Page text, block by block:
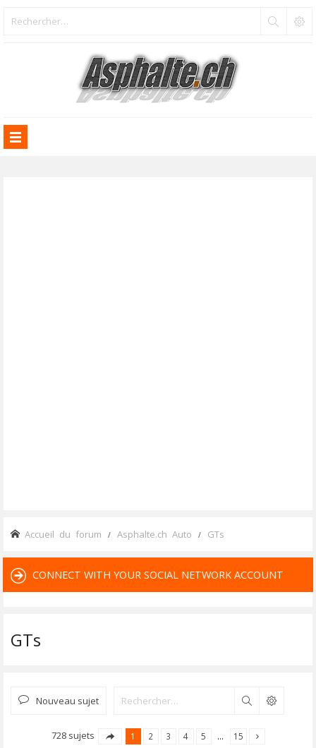
Accueil du forum Asphalte.ch Auto GTs
CONNECT WITH YOUR SOCIAL NETWORK ACCOUNT
GTs
Nouveau sujet Rechercher
728 sujets 1 2 3 4 5 … 15